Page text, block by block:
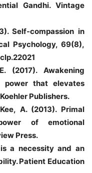
Gandhi. Vintage
Self-compassion in
Psychology, 69(8),
(2017). Awakening
power that elevates
Publishers.
A. (2013). Primal
of emotional
Press.
a necessity and an
Patient Education